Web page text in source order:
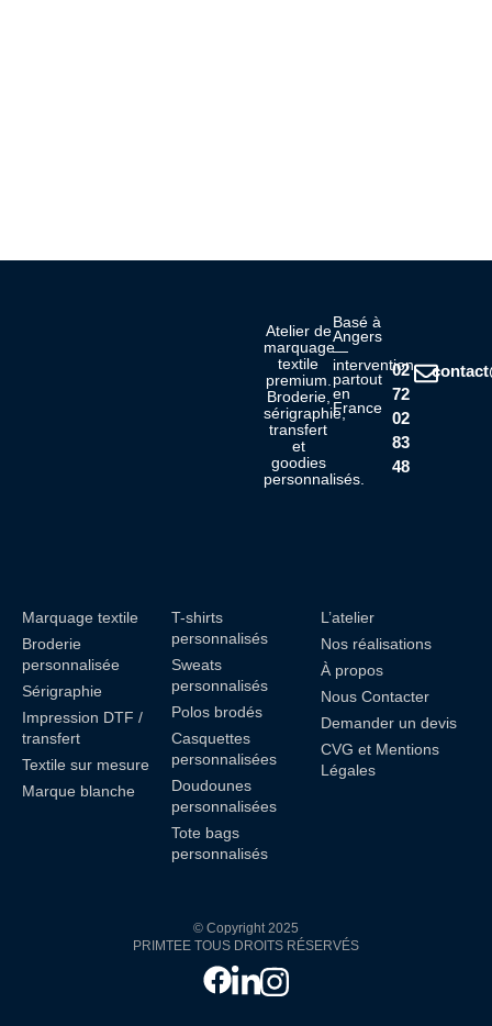
Atelier de
marquage
textile
premium.
Broderie,
sérigraphie,
transfert
et
goodies
personnalisés.
Basé à
Angers
—
intervention
partout
en
France
02
72
02
83
48
Marquage textile
Broderie
personnalisée
Sérigraphie
Impression DTF /
transfert
Textile sur mesure
Marque blanche
T-shirts
personnalisés
Sweats
personnalisés
Polos brodés
Casquettes
personnalisées
Doudounes
personnalisées
Tote bags
personnalisés
L’atelier
Nos réalisations
À propos
Nous Contacter
Demander un devis
CVG et Mentions
Légales
© Copyright 2025
PRIMTEE TOUS DROITS RÉSERVÉS